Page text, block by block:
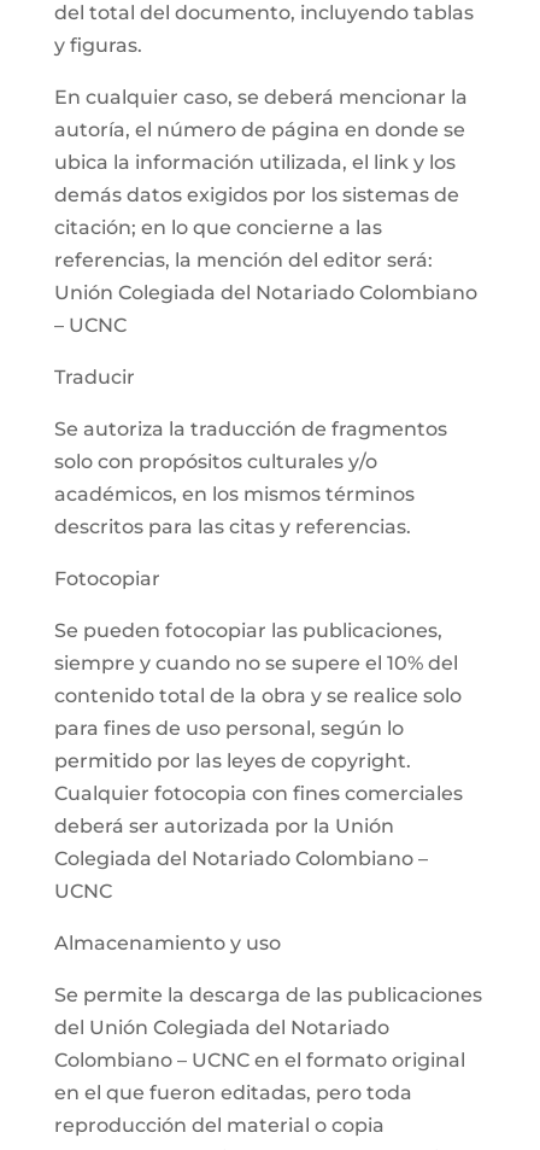
del total del documento, incluyendo tablas
y figuras.
En cualquier caso, se deberá mencionar la
autoría, el número de página en donde se
ubica la información utilizada, el link y los
demás datos exigidos por los sistemas de
citación; en lo que concierne a las
referencias, la mención del editor será:
Unión Colegiada del Notariado Colombiano
– UCNC
Traducir
Se autoriza la traducción de fragmentos
solo con propósitos culturales y/o
académicos, en los mismos términos
descritos para las citas y referencias.
Fotocopiar
Se pueden fotocopiar las publicaciones,
siempre y cuando no se supere el 10% del
contenido total de la obra y se realice solo
para fines de uso personal, según lo
permitido por las leyes de copyright.
Cualquier fotocopia con fines comerciales
deberá ser autorizada por la Unión
Colegiada del Notariado Colombiano –
UCNC
Almacenamiento y uso
Se permite la descarga de las publicaciones
del Unión Colegiada del Notariado
Colombiano – UCNC en el formato original
en el que fueron editadas, pero toda
reproducción del material o copia